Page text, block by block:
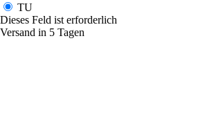
TU
Dieses Feld ist erforderlich
Versand in 5 Tagen